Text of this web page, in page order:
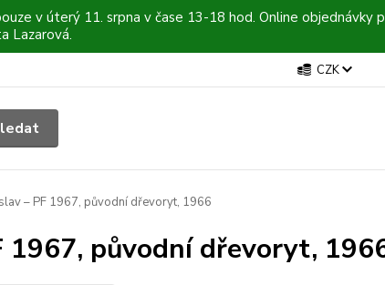
v úterý 11. srpna v čase 13-18 hod. Online objednávky
Lazarová.
CZK
– PF 1967, původní dřevoryt, 1966
1967, původní dřevoryt,